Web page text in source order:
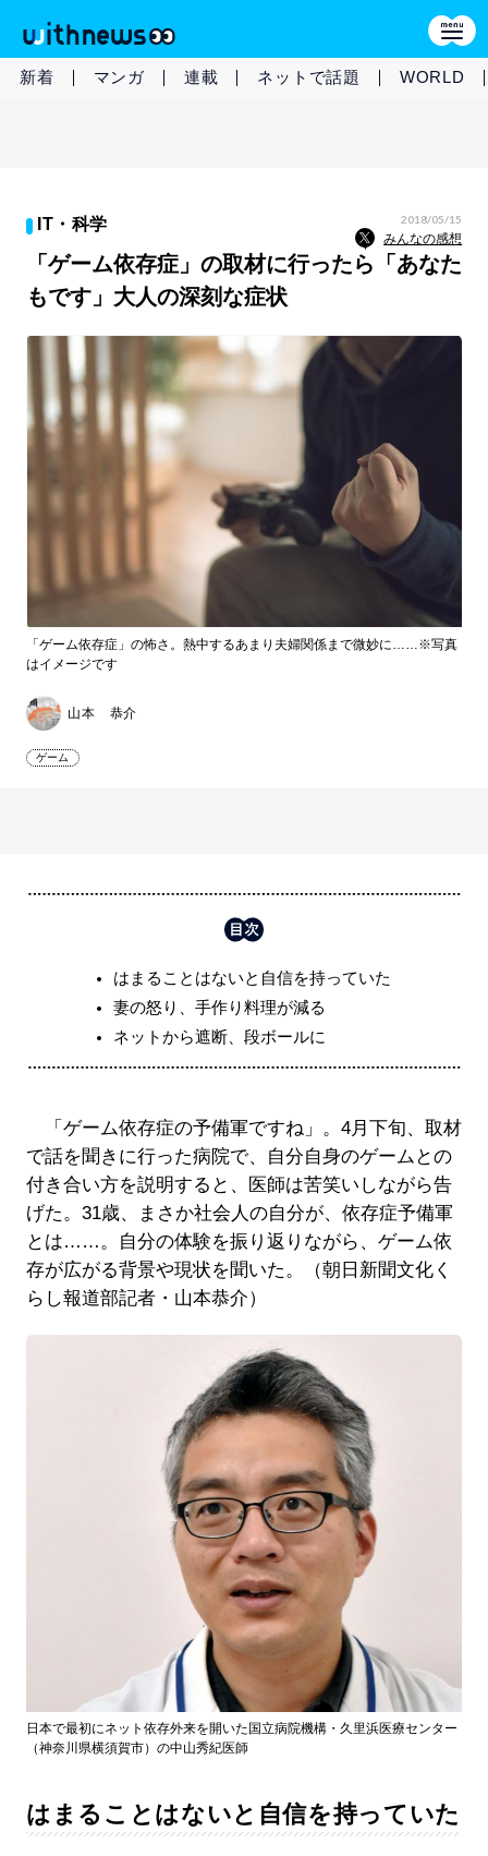
新着 マンガ 連載 ネットで話題 WORLD
IT・科学 2018/05/15
みんなの感想
「ゲーム依存症」の取材に行ったら「あなた
もです」大人の深刻な症状
「ゲーム依存症」の怖さ。熱中するあまり夫婦関係まで微妙に……※写真
はイメージです
山本 恭介
ゲーム
はまることはないと自信を持っていた
妻の怒り、手作り料理が減る
ネットから遮断、段ボールに
「ゲーム依存症の予備軍ですね」。4月下旬、取材
で話を聞きに行った病院で、自分自身のゲームとの
付き合い方を説明すると、医師は苦笑いしながら告
げた。31歳、まさか社会人の自分が、依存症予備軍
とは……。自分の体験を振り返りながら、ゲーム依
存が広がる背景や現状を聞いた。（朝日新聞文化く
らし報道部記者・山本恭介）
日本で最初にネット依存外来を開いた国立病院機構・久里浜医療センター
（神奈川県横須賀市）の中山秀紀医師
はまることはないと自信を持っていた